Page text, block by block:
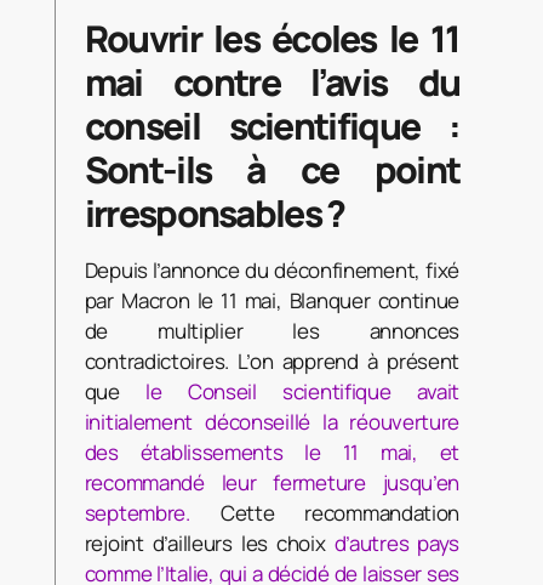
Rouvrir les écoles le 11
mai contre l’avis du
conseil scientifique :
Sont-ils à ce point
irresponsables ?
Depuis l’annonce du déconfinement, fixé
par Macron le 11 mai, Blanquer continue
de multiplier les annonces
contradictoires. L’on apprend à présent
que le Conseil scientifique avait
initialement déconseillé la réouverture
des établissements le 11 mai, et
recommandé leur fermeture jusqu’en
septembre. Cette recommandation
rejoint d’ailleurs les choix d’autres pays
comme l’Italie, qui a décidé de laisser ses